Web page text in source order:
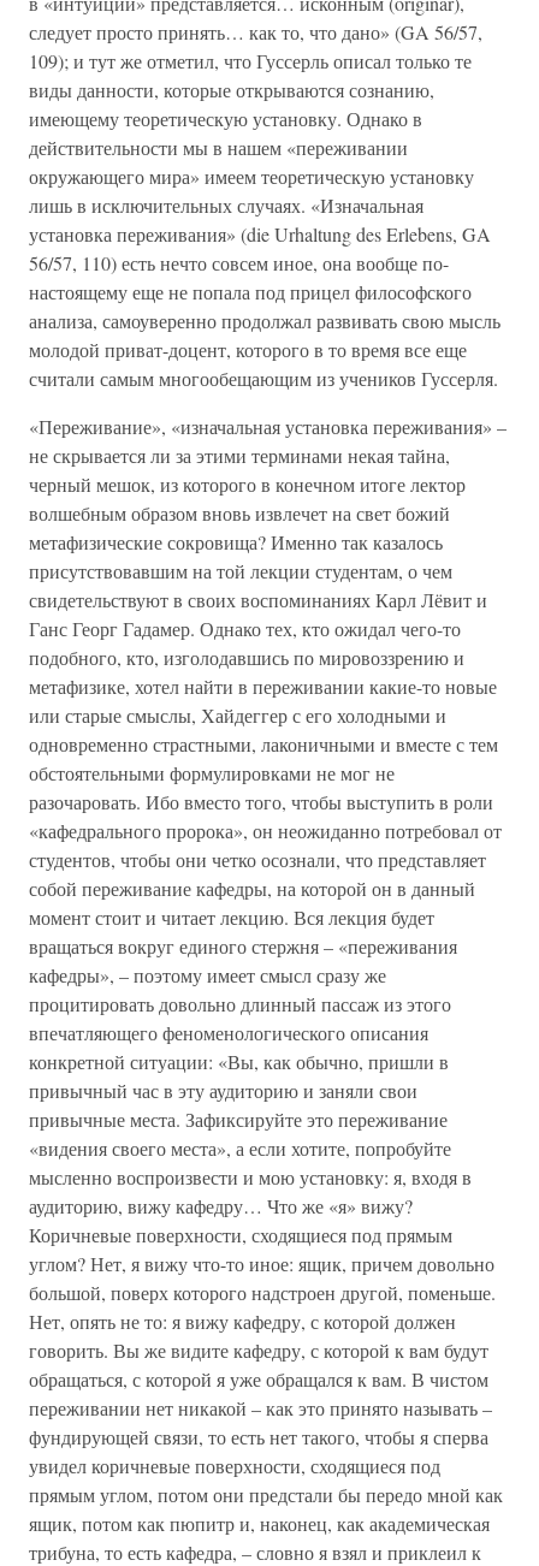
следует просто принять… как то, что дано» (GA 56/57,
109); и тут же отметил, что Гуссерль описал только те
виды данности, которые открываются сознанию,
имеющему теоретическую установку. Однако в
действительности мы в нашем «переживании
окружающего мира» имеем теоретическую установку
лишь в исключительных случаях. «Изначальная
установка переживания» (die Urhaltung des Erlebens, GA
56/57, 110) есть нечто совсем иное, она вообще по-
настоящему еще не попала под прицел философского
анализа, самоуверенно продолжал развивать свою мысль
молодой приват-доцент, которого в то время все еще
считали самым многообещающим из учеников Гуссерля.
«Переживание», «изначальная установка переживания» –
не скрывается ли за этими терминами некая тайна,
черный мешок, из которого в конечном итоге лектор
волшебным образом вновь извлечет на свет божий
метафизические сокровища? Именно так казалось
присутствовавшим на той лекции студентам, о чем
свидетельствуют в своих воспоминаниях Карл Лёвит и
Ганс Георг Гадамер. Однако тех, кто ожидал чего-то
подобного, кто, изголодавшись по мировоззрению и
метафизике, хотел найти в переживании какие-то новые
или старые смыслы, Хайдеггер с его холодными и
одновременно страстными, лаконичными и вместе с тем
обстоятельными формулировками не мог не
разочаровать. Ибо вместо того, чтобы выступить в роли
«кафедрального пророка», он неожиданно потребовал от
студентов, чтобы они четко осознали, что представляет
собой переживание кафедры, на которой он в данный
момент стоит и читает лекцию. Вся лекция будет
вращаться вокруг единого стержня – «переживания
кафедры», – поэтому имеет смысл сразу же
процитировать довольно длинный пассаж из этого
впечатляющего феноменологического описания
конкретной ситуации: «Вы, как обычно, пришли в
привычный час в эту аудиторию и заняли свои
привычные места. Зафиксируйте это переживание
«видения своего места», а если хотите, попробуйте
мысленно воспроизвести и мою установку: я, входя в
аудиторию, вижу кафедру… Что же «я» вижу?
Коричневые поверхности, сходящиеся под прямым
углом? Нет, я вижу что-то иное: ящик, причем довольно
большой, поверх которого надстроен другой, поменьше.
Нет, опять не то: я вижу кафедру, с которой должен
говорить. Вы же видите кафедру, с которой к вам будут
обращаться, с которой я уже обращался к вам. В чистом
переживании нет никакой – как это принято называть –
фундирующей связи, то есть нет такого, чтобы я сперва
увидел коричневые поверхности, сходящиеся под
прямым углом, потом они предстали бы передо мной как
ящик, потом как пюпитр и, наконец, как академическая
трибуна, то есть кафедра, – словно я взял и приклеил к